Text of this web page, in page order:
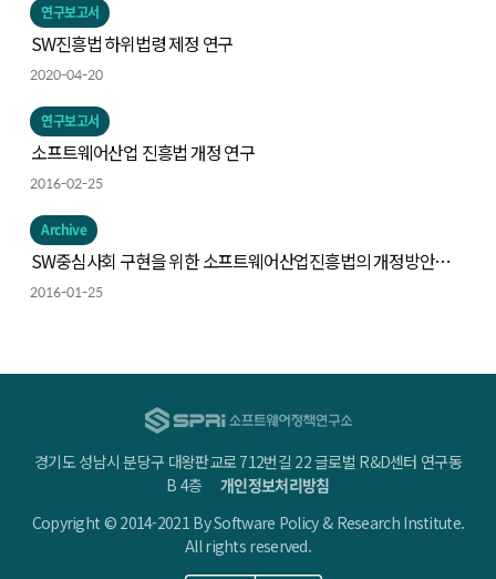
연구보고서
SW진흥법 하위법령 제정 연구
2020-04-20
연구보고서
소프트웨어산업 진흥법 개정 연구
2016-02-25
Archive
SW중심사회 구현을 위한 소프트웨어산업진흥법의 개정방안
연구
2016-01-25
경기도 성남시 분당구 대왕판교로 712번길 22 글로벌 R&D센터 연구동
B 4층개인정보처리방침
Copyright © 2014-2021 By Software Policy & Research Institute.
All rights reserved.